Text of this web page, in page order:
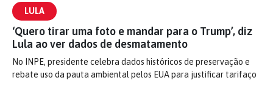
LULA
‘Quero tirar uma foto e mandar para o Trump’, diz
Lula ao ver dados de desmatamento
No INPE, presidente celebra dados históricos de preservação e
rebate uso da pauta ambiental pelos EUA para justificar tarifaço